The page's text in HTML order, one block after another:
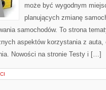
może być wygodnym
planujących zmianę
samochodów. To strona
aspektów korzystania z auta,
Nowości na stronie Testy i […]